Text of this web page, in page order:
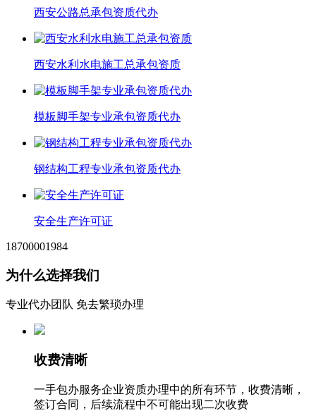
西安公路总承包资质代办
西安水利水电施工总承包资质
模板脚手架专业承包资质代办
钢结构工程专业承包资质代办
安全生产许可证
18700001984
为什么选择我们
专业代办团队 免去繁琐办理
收费清晰
一手包办服务企业资质办理中的所有环节，收费清晰，
签订合同，后续流程中不可能出现二次收费